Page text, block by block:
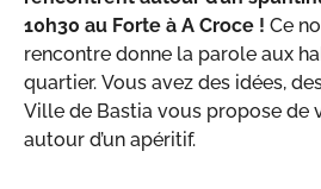
10h30 au Forte à A Croce ! Ce
rencontre donne la parole aux
quartier. Vous avez des idées,
Ville de Bastia vous propose de
autour d’un apéritif.